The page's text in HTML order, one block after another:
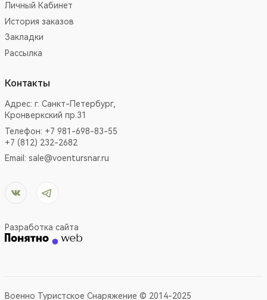
Личный Кабинет
История заказов
Закладки
Рассылка
Контакты
Адрес: г. Санкт-Петербург,
Кронверкский пр.31
Телефон: +7 981-698-83-55
+7 (812) 232-2682
Email: sale@voentursnar.ru
Разработка сайта
Военно Туристское Снаряжение © 2014-2025